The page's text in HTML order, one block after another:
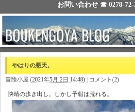
お問い合わせ ☎ 0278-
やはりの悪天。
冒険小屋 (2021年5月 2日 14:48) | コメント(2)
快晴の歩き出し。しかし予報は荒れる。